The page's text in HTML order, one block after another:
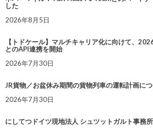
した
2026年8月5日
【トドケール】マルチキャリア化に向けて、
とのAPI連携を開始
2026年7月30日
JR貨物／お盆休み期間の貨物列車の運転計画に
2026年7月30日
にしてつドイツ現地法人 シュツットガルト事務